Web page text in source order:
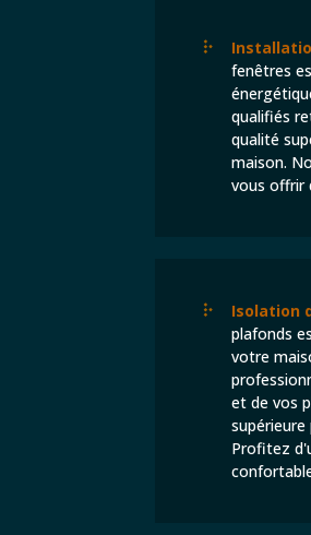
fenêtres
qualifiés
qualité
maison.
vous offrir
Isolation
plafonds
votre
et de vos
Profitez